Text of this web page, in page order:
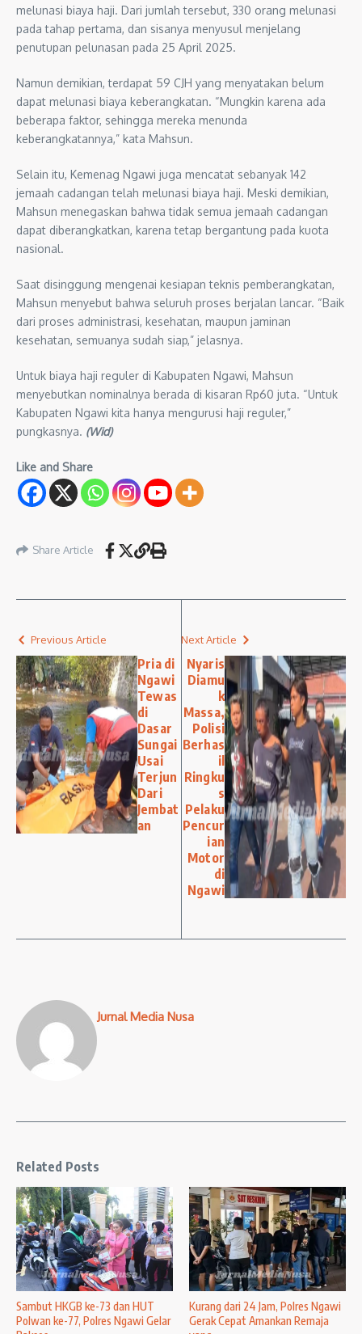
melunasi biaya haji. Dari jumlah tersebut, 330 orang melunasi
pada tahap pertama, dan sisanya menyusul menjelang
penutupan pelunasan pada 25 April 2025.
Namun demikian, terdapat 59 CJH yang menyatakan belum
dapat melunasi biaya keberangkatan. “Mungkin karena ada
beberapa faktor, sehingga mereka menunda
keberangkatannya,” kata Mahsun.
Selain itu, Kemenag Ngawi juga mencatat sebanyak 142
jemaah cadangan telah melunasi biaya haji. Meski demikian,
Mahsun menegaskan bahwa tidak semua jemaah cadangan
dapat diberangkatkan, karena tetap bergantung pada kuota
nasional.
Saat disinggung mengenai kesiapan teknis pemberangkatan,
Mahsun menyebut bahwa seluruh proses berjalan lancar. “Baik
dari proses administrasi, kesehatan, maupun jaminan
kesehatan, semuanya sudah siap,” jelasnya.
Untuk biaya haji reguler di Kabupaten Ngawi, Mahsun
menyebutkan nominalnya berada di kisaran Rp60 juta. “Untuk
Kabupaten Ngawi kita hanya mengurusi haji reguler,”
pungkasnya. (Wid)
Like and Share
Share Article
Previous Article
Pria di
Ngawi
Tewas
di
Dasar
Sungai
Usai
Terjun
Dari
Jembat
an
Next Article
Nyaris
Diamu
k
Massa,
Polisi
Berhas
il
Ringku
s
Pelaku
Pencur
ian
Motor
di
Ngawi
Jurnal Media Nusa
Related Posts
Sambut HKGB ke-73 dan HUT
Polwan ke-77, Polres Ngawi Gelar
Kurang dari 24 Jam, Polres Ngawi
Gerak Cepat Amankan Remaja